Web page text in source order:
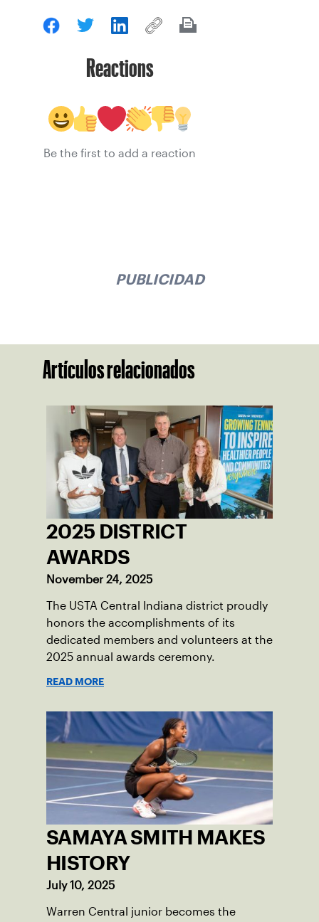
Reactions
Be the first to add a reaction
PUBLICIDAD
Artículos relacionados
2025 DISTRICT
AWARDS
November 24, 2025
The USTA Central Indiana district proudly
honors the accomplishments of its
dedicated members and volunteers at the
2025 annual awards ceremony.
READ MORE
SAMAYA SMITH MAKES
HISTORY
July 10, 2025
Warren Central junior becomes the